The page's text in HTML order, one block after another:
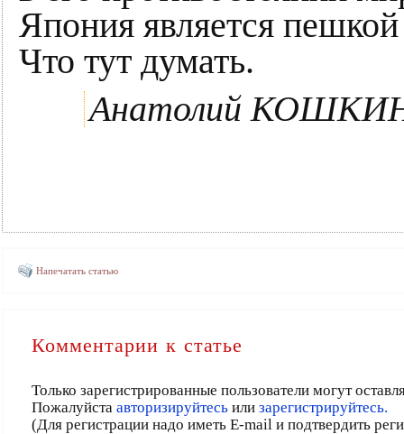
Япония является
Что тут думать.
Анатолий
Напечатать статью
Комментарии к статье
Только зарегистрированные пользователи могут
Пожалуйста авторизируйтесьили зарегистрируйтесь.
(Для регистрации надо иметь E-mail и подтвердить